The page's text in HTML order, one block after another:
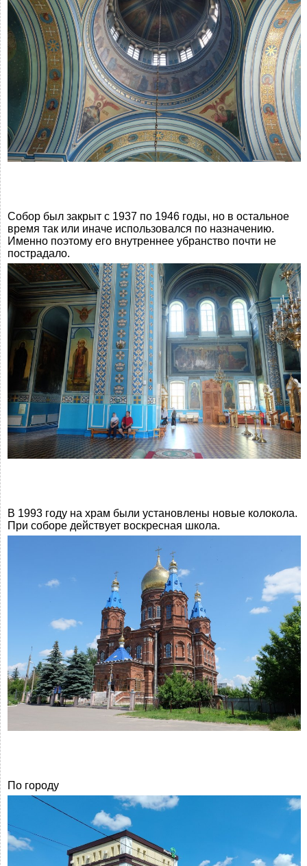
Собор был закрыт с 1937 по 1946 годы, но в остальное
время так или иначе использовался по назначению.
Именно поэтому его внутреннее убранство почти не
пострадало.
В 1993 году на храм были установлены новые колокола.
При соборе действует воскресная школа.
По городу